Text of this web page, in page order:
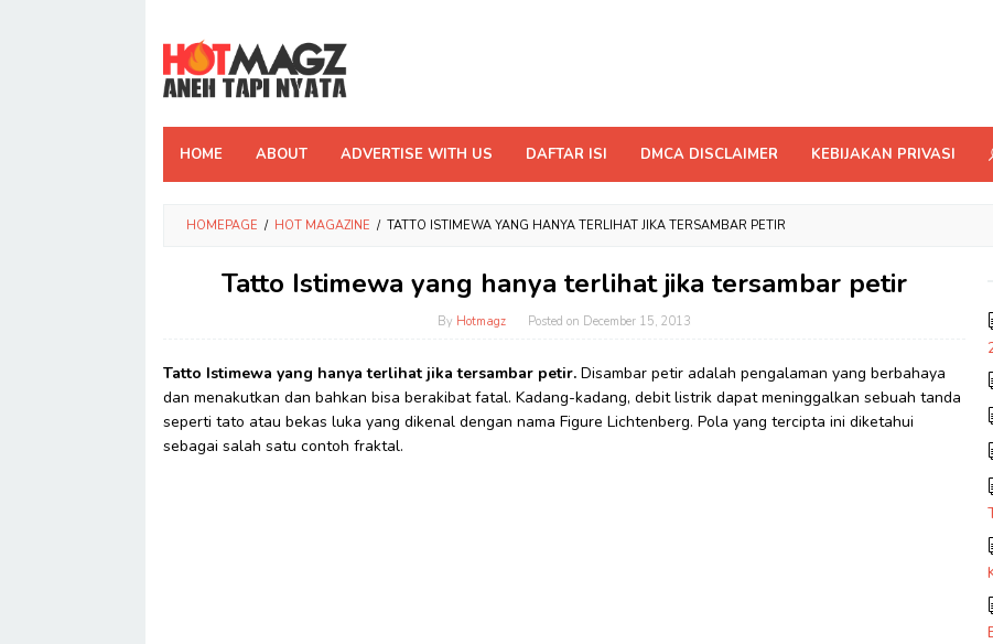
content
HOME ABOUT ADVERTISE WITH US DAFTAR ISI DMCA DISCLAIMER KEBIJAKAN PRIVASI
HOMEPAGE / HOT MAGAZINE / TATTO ISTIMEWA YANG HANYA TERLIHAT JIKA TERSAMBAR PETIR
Tatto Istimewa yang hanya terlihat jika tersambar petir
By Hotmagz Posted on December 15, 2013
Tatto Istimewa yang hanya terlihat jika tersambar petir. Disambar petir adalah pengalaman yang berbahaya
dan menakutkan dan bahkan bisa berakibat fatal. Kadang-kadang, debit listrik dapat meninggalkan sebuah tanda
seperti tato atau bekas luka yang dikenal dengan nama Figure Lichtenberg. Pola yang tercipta ini diketahui
sebagai salah satu contoh fraktal.